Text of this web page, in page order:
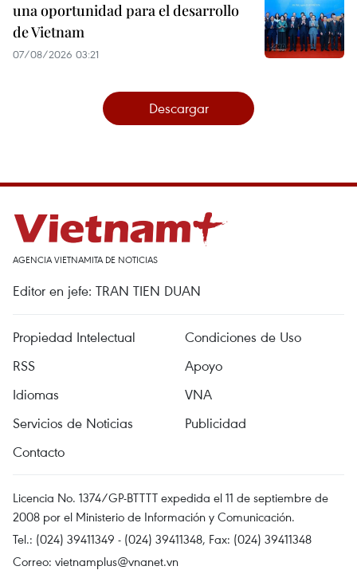
una oportunidad para el desarrollo
de Vietnam
07/08/2026 03:21
Descargar
AGENCIA VIETNAMITA DE NOTICIAS
Editor en jefe: TRAN TIEN DUAN
Propiedad Intelectual
Condiciones de Uso
RSS
Apoyo
Idiomas
VNA
Servicios de Noticias
Publicidad
Contacto
Licencia No. 1374/GP-BTTTT expedida el 11 de septiembre de
2008 por el Ministerio de Información y Comunicación.
Tel.: (024) 39411349 - (024) 39411348, Fax: (024) 39411348
Correo: vietnamplus@vnanet.vn